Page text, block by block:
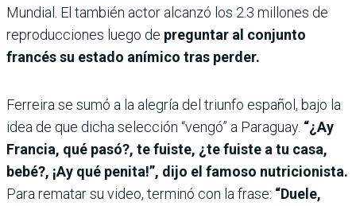
Mundial. El también actor alcanzó los 2.3 millones de
reproducciones luego de preguntar al conjunto
francés su estado anímico tras perder.
Ferreira se sumó a la alegría del triunfo español, bajo la
idea de que dicha selección “vengó” a Paraguay. “¿Ay
Francia, qué pasó?, te fuiste, ¿te fuiste a tu casa,
bebé?, ¡Ay qué penita!”, dijo el famoso nutricionista.
Para rematar su video, terminó con la frase: “Duele,